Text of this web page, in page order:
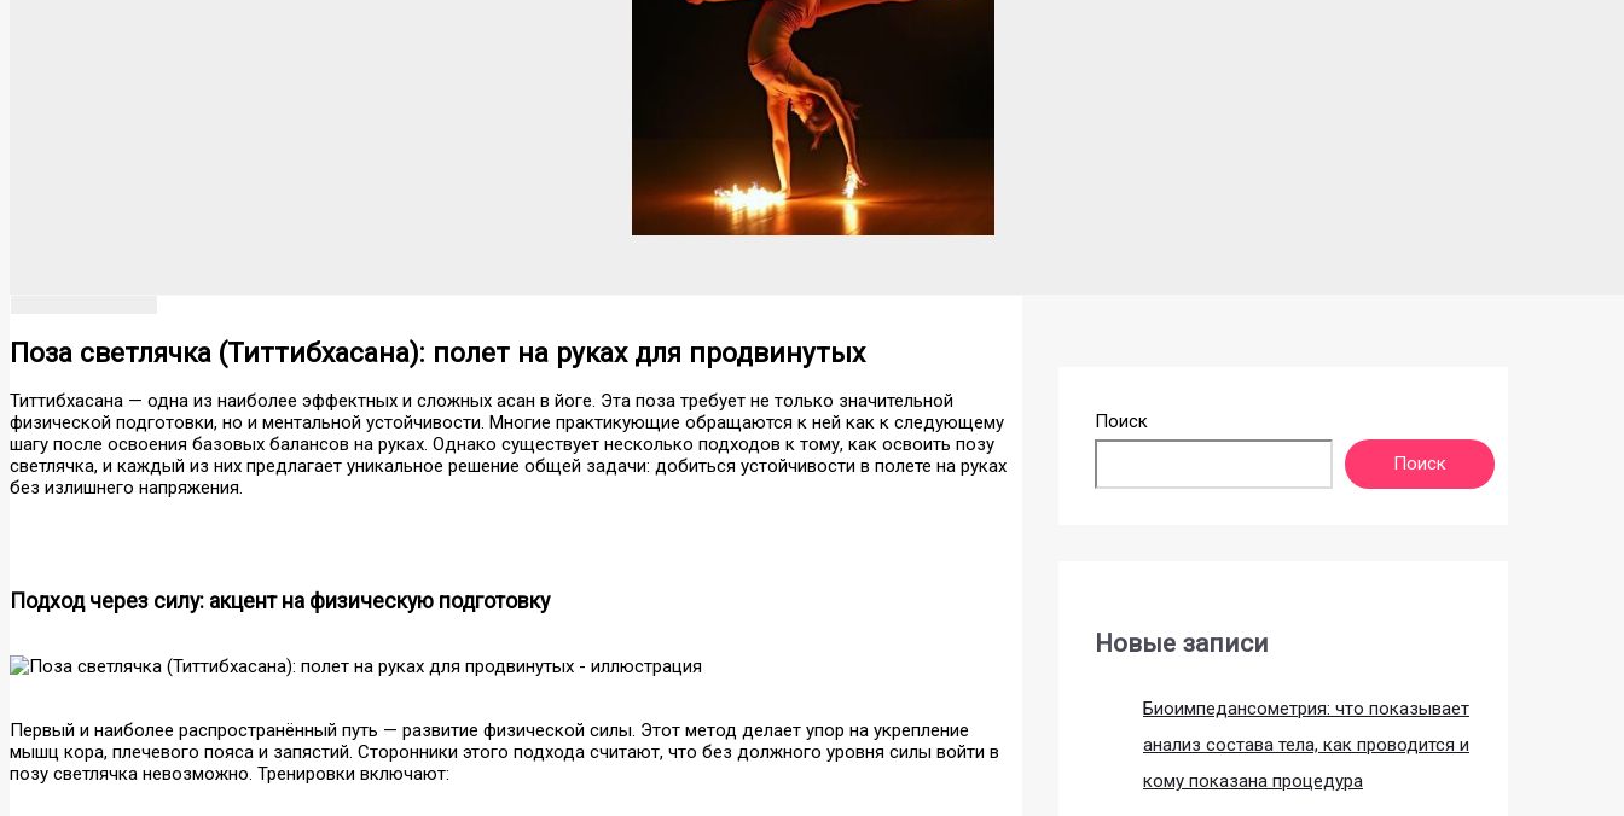
Поза светлячка (Титтибхасана): полет на руках для продвинутых
Титтибхасана — одна из наиболее эффектных и сложных асан в йоге. Эта поза требует не только значительной
физической подготовки, но и ментальной устойчивости. Многие практикующие обращаются к ней как к следующему
шагу после освоения базовых балансов на руках. Однако существует несколько подходов к тому, как освоить позу
светлячка, и каждый из них предлагает уникальное решение общей задачи: добиться устойчивости в полете на руках
без излишнего напряжения.
Подход через силу: акцент на физическую подготовку
Первый и наиболее распространённый путь — развитие физической силы. Этот метод делает упор на укрепление
мышц кора, плечевого пояса и запястий. Сторонники этого подхода считают, что без должного уровня силы войти в
позу светлячка невозможно. Тренировки включают:
Поиск
Поиск
Новые записи
Биоимпедансометрия: что показывает
анализ состава тела, как проводится и
кому показана процедура